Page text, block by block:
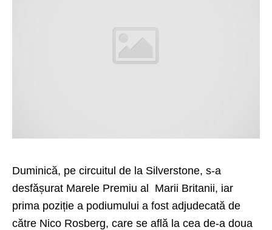
Duminică, pe circuitul de la Silverstone, s-a
desfășurat Marele Premiu al Marii Britanii, iar
prima poziție a podiumului a fost adjudecată de
către Nico Rosberg, care se află la cea de-a doua